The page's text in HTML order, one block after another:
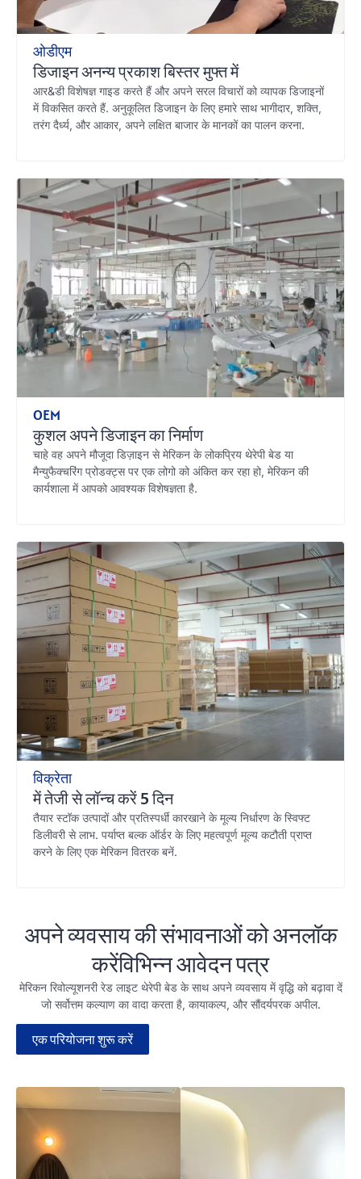
ओडीएम
डिजाइन अनन्य प्रकाश बिस्तर मुफ्त में
आर&डी विशेषज्ञ गाइड करते हैं और अपने सरल विचारों को व्यापक डिजाइनों
में विकसित करते हैं. अनुकूलित डिजाइन के लिए हमारे साथ भागीदार, शक्ति,
तरंग दैर्ध्य, और आकार, अपने लक्षित बाजार के मानकों का पालन करना.
OEM
कुशल अपने डिजाइन का निर्माण
चाहे वह अपने मौजूदा डिज़ाइन से मेरिकन के लोकप्रिय थेरेपी बेड या
मैन्युफैक्चरिंग प्रोडक्ट्स पर एक लोगो को अंकित कर रहा हो, मेरिकन की
कार्यशाला में आपको आवश्यक विशेषज्ञता है.
विक्रेता
में तेजी से लॉन्च करें 5 दिन
तैयार स्टॉक उत्पादों और प्रतिस्पर्धी कारखाने के मूल्य निर्धारण के स्विफ्ट
डिलीवरी से लाभ. पर्याप्त बल्क ऑर्डर के लिए महत्वपूर्ण मूल्य कटौती प्राप्त
करने के लिए एक मेरिकन वितरक बनें.
अपने व्यवसाय की संभावनाओं को अनलॉक
करेंविभिन्न आवेदन पत्र
मेरिकन रिवोल्यूशनरी रेड लाइट थेरेपी बेड के साथ अपने व्यवसाय में वृद्धि को बढ़ावा दें
जो सर्वोत्तम कल्याण का वादा करता है, कायाकल्प, और सौंदर्यपरक अपील.
एक परियोजना शुरू करें